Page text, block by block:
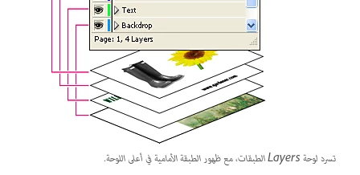
تسرد لوحة Layers الطبقات، مع ظهور الطبقة الأمامية في أعلى اللوحة.